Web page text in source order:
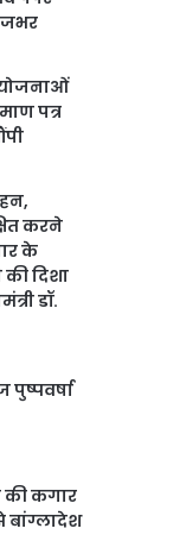
पत्र
करने
के
दिशा
डॉ.
कगार